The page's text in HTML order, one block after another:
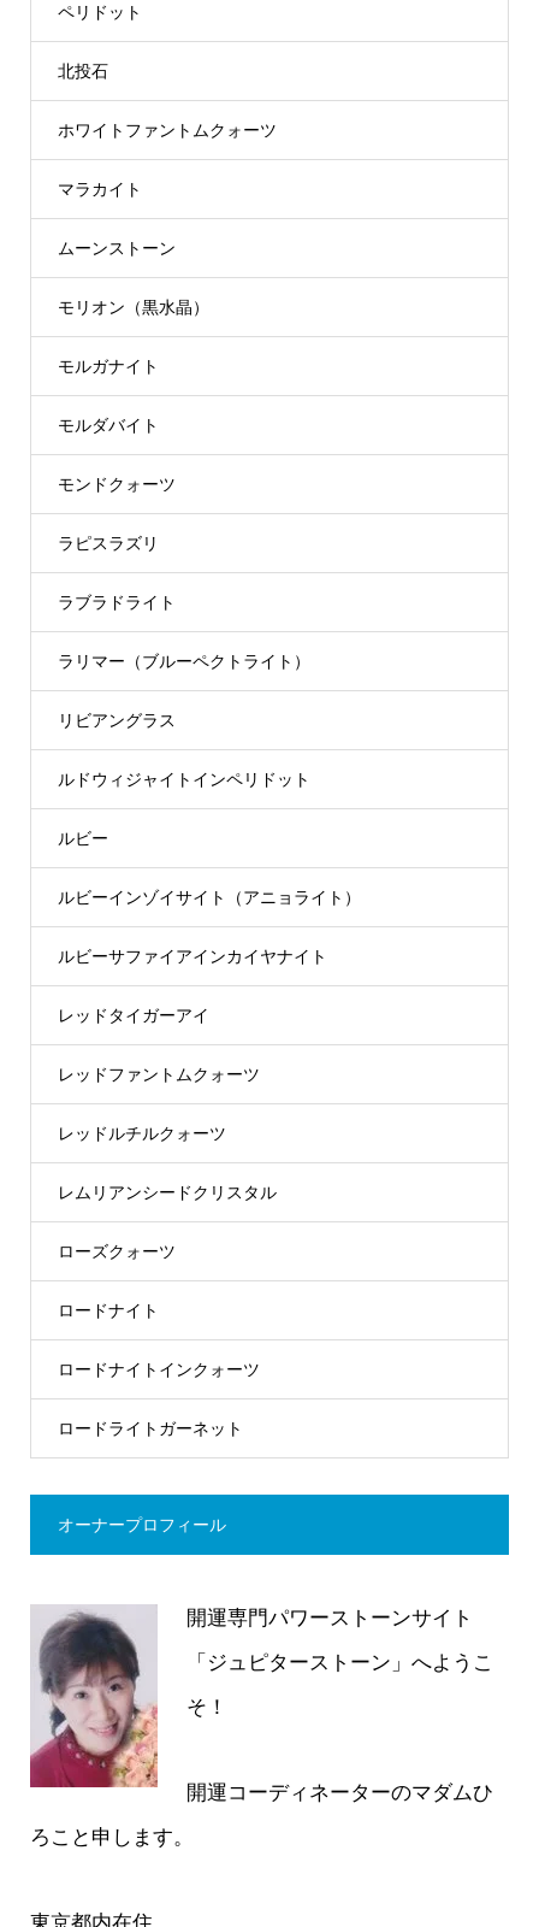
ペリドット
北投石
ホワイトファントムクォーツ
マラカイト
ムーンストーン
モリオン（黒水晶）
モルガナイト
モルダバイト
モンドクォーツ
ラピスラズリ
ラブラドライト
ラリマー（ブルーペクトライト）
リビアングラス
ルドウィジャイトインペリドット
ルビー
ルビーインゾイサイト（アニョライト）
ルビーサファイアインカイヤナイト
レッドタイガーアイ
レッドファントムクォーツ
レッドルチルクォーツ
レムリアンシードクリスタル
ローズクォーツ
ロードナイト
ロードナイトインクォーツ
ロードライトガーネット
オーナープロフィール
開運専門パワーストーンサイト
「ジュピターストーン」へようこ
そ！
開運コーディネーターのマダムひ
ろこと申します。